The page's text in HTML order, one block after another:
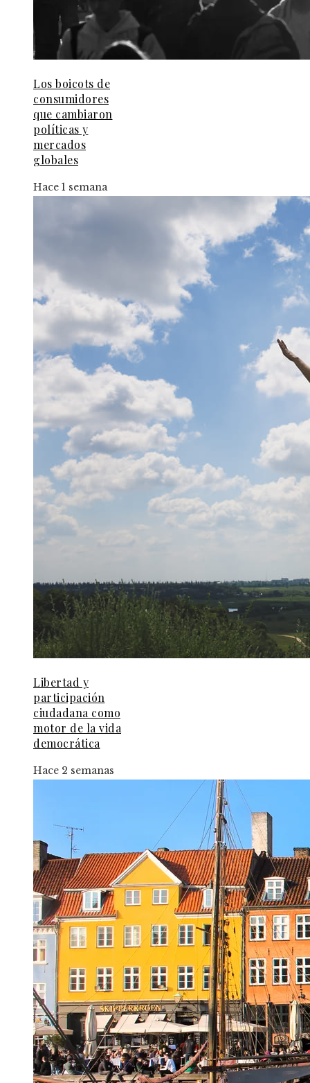
Los boicots de
consumidores
que cambiaron
políticas y
mercados
globales
Hace 1 semana
Libertad y
participación
ciudadana como
motor de la vida
democrática
Hace 2 semanas